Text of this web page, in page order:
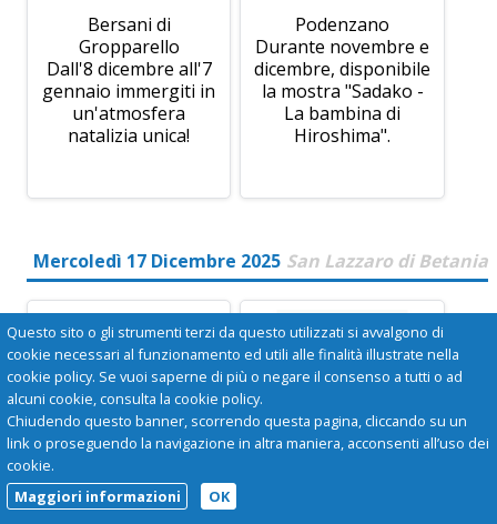
Bersani di
Gropparello
Dall'8 dicembre all'7
gennaio immergiti in
un'atmosfera
natalizia unica!
Podenzano
Durante novembre e
dicembre, disponibile
la mostra "Sadako -
La bambina di
Hiroshima".
Mercoledì 17 Dicembre 2025 San Lazzaro di Betania
I PRESEPI AI
Questo sito o gli strumenti terzi da questo utilizzati si avvalgono di
cookie necessari al funzionamento ed utili alle finalità illustrate nella
cookie policy. Se vuoi saperne di più o negare il consenso a tutti o ad
alcuni cookie, consulta la cookie policy.
Chiudendo questo banner, scorrendo questa pagina, cliccando su un
link o proseguendo la navigazione in altra maniera, acconsenti all’uso dei
cookie.
Maggiori informazioni
OK